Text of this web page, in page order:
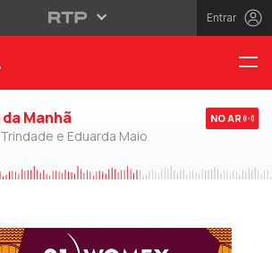
Entrar
Manhã
e Eduarda Maio
NO AR